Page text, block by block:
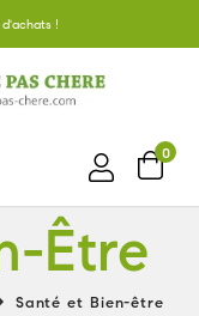
!
0
Être
Santé et Bien-être